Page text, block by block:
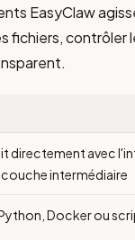
EasyClaw
fichiers, contrôler
directement avec
intermédiaire
Docker ou